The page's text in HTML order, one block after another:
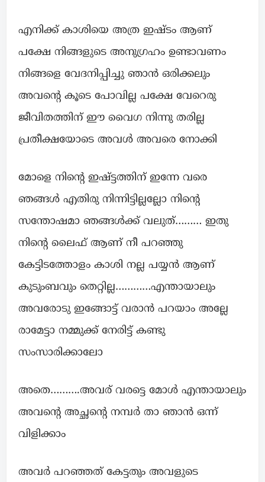
എനിക്ക് കാശിയെ അത്ര ഇഷ്ടം ആണ്
പക്ഷേ നിങ്ങളുടെ അനുഗ്രഹം ഉണ്ടാവണം
നിങ്ങളെ വേദനിപ്പിച്ചു ഞാൻ ഒരിക്കലും
അവന്റെ കൂടെ പോവില്ല പക്ഷേ വേറെരു
ജീവിതത്തിന് ഈ വൈഗ നിന്നു തരില്ല
പ്രതീക്ഷയോടെ അവൾ അവരെ നോക്കി
മോളെ നിന്റെ ഇഷ്ട്ടത്തിന് ഇന്നേ വരെ
ഞങ്ങൾ എതിരു നിന്നിട്ടില്ലല്ലോ നിന്റെ
സന്തോഷമാ ഞങ്ങൾക്ക് വലുത്……… ഇതു
നിന്റെ ലൈഫ് ആണ് നീ പറഞ്ഞു
കേട്ടിടത്തോളം കാശി നല്ല പയ്യൻ ആണ്
കുടുംബവും തെറ്റില്ല…………എന്തായാലും
അവരോടു ഇങ്ങോട്ട് വരാൻ പറയാം അല്ലേ
രാമേട്ടാ നമ്മുക്ക് നേരിട്ട് കണ്ടു
സംസാരിക്കാലോ
അതെ……….അവര് വരട്ടെ മോൾ എന്തായാലും
അവന്റെ അച്ഛന്റെ നമ്പർ താ ഞാൻ ഒന്ന്
വിളിക്കാം
അവർ പറഞ്ഞത് കേട്ടതും അവളുടെ